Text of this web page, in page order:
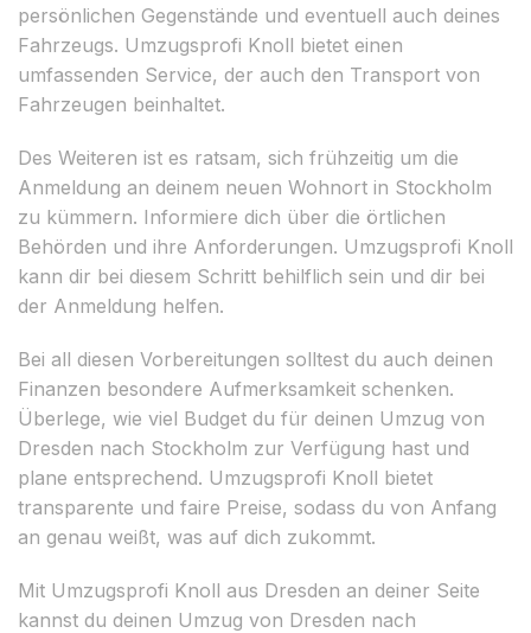
persönlichen Gegenstände und eventuell auch deines
Fahrzeugs. Umzugsprofi Knoll bietet einen
umfassenden Service, der auch den Transport von
Fahrzeugen beinhaltet.
Des Weiteren ist es ratsam, sich frühzeitig um die
Anmeldung an deinem neuen Wohnort in Stockholm
zu kümmern. Informiere dich über die örtlichen
Behörden und ihre Anforderungen. Umzugsprofi Knoll
kann dir bei diesem Schritt behilflich sein und dir bei
der Anmeldung helfen.
Bei all diesen Vorbereitungen solltest du auch deinen
Finanzen besondere Aufmerksamkeit schenken.
Überlege, wie viel Budget du für deinen Umzug von
Dresden nach Stockholm zur Verfügung hast und
plane entsprechend. Umzugsprofi Knoll bietet
transparente und faire Preise, sodass du von Anfang
an genau weißt, was auf dich zukommt.
Mit Umzugsprofi Knoll aus Dresden an deiner Seite
kannst du deinen Umzug von Dresden nach